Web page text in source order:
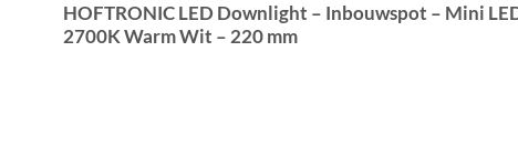
HOFTRONIC LED Downlight – Inbouwspot – Mini
2700K Warm Wit – 220 mm